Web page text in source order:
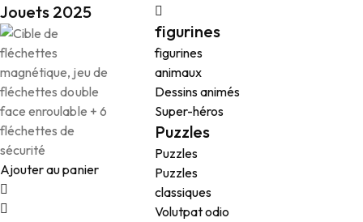
Jouets 2025
Ajouter au panier
figurines
figurines
animaux
Dessins animés
Super-héros
Puzzles
Puzzles
Puzzles
classiques
Volutpat odio